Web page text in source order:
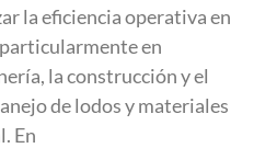
la eficiencia operativa en
en
la construcción y el
de lodos y materiales
En